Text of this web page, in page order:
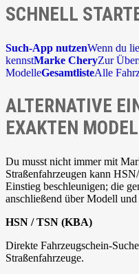
SCHNELL
Such-App nutzenWenn du
kennstMarke CheryZur
ModelleGesamtlisteAlle
ALTERNATIVE
EXAKTEN
Du musst nicht immer mit
Straßenfahrzeugen kann
Einstieg beschleunigen; die
anschließend über Modell und
HSN / TSN (KBA)
Direkte Fahrzeugschein-
Straßenfahrzeuge.